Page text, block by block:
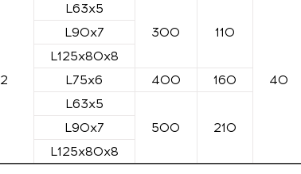
2
L63x5
300
110
40
L90x7
L125x80x8
L75x6 400 160
L63x5
500
210
L90x7
L125x80x8